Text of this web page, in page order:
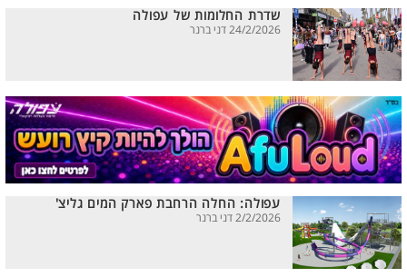
שדרת החלומות של עפולה
24/2/2026 דני ברנר
עפולה: החלה הרחבת פארק המים גליצ'
2/2/2026 דני ברנר